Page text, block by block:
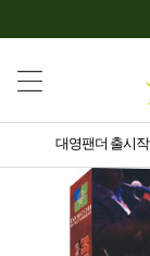
대영팬더 출시작